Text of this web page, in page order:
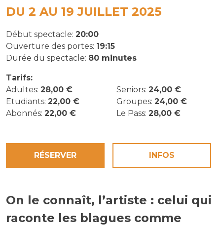
DU 2 AU 19 JUILLET 2025
Début spectacle: 20:00
Ouverture des portes: 19:15
Durée du spectacle: 80 minutes
Tarifs:
Adultes: 28,00 € Seniors: 24,00 €
Etudiants: 22,00 € Groupes: 24,00 €
Abonnés: 22,00 € Le Pass: 28,00 €
RÉSERVER INFOS
On le connaît, l’artiste : celui qui
raconte les blagues comme